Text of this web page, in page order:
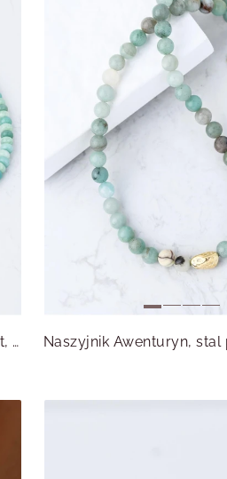
Naszyjnik dmuchane serce, Amazonit, stal pozłacana S312564Z00